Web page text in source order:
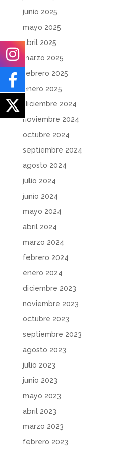
junio 2025
mayo 2025
abril 2025
marzo 2025
febrero 2025
enero 2025
diciembre 2024
noviembre 2024
octubre 2024
septiembre 2024
agosto 2024
julio 2024
junio 2024
mayo 2024
abril 2024
marzo 2024
febrero 2024
enero 2024
diciembre 2023
noviembre 2023
octubre 2023
septiembre 2023
agosto 2023
julio 2023
junio 2023
mayo 2023
abril 2023
marzo 2023
febrero 2023